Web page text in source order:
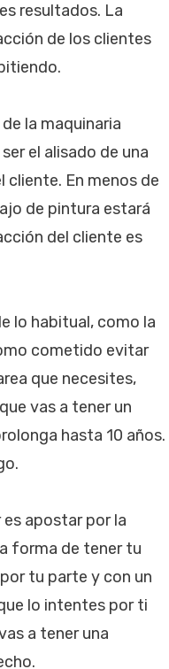
resultados. La
de los clientes
la maquinaria
el alisado de una
cliente. En menos de
de pintura estará
del cliente es
lo habitual, como la
cometido evitar
que necesites,
vas a tener un
hasta 10 años.
apostar por la
forma de tener tu
tu parte y con un
lo intentes por ti
a tener una